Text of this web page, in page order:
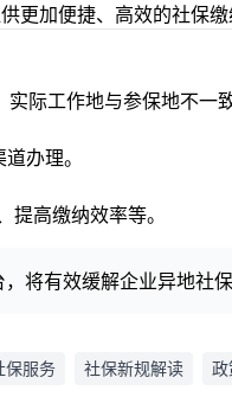
更加便捷、高效的社保
际工作地与参保地不一
办理。
高缴纳效率等。
将有效缓解企业异地社
保服务 社保新规解读 政